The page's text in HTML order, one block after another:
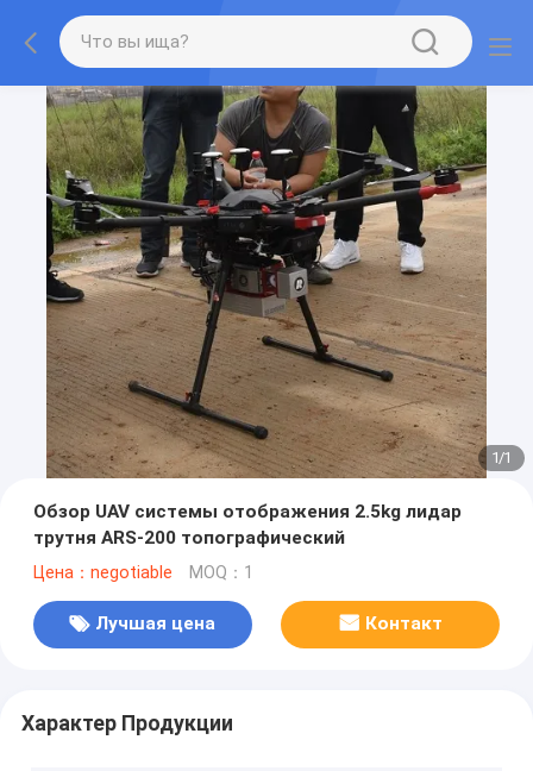
1/1
Обзор UAV системы отображения 2.5kg лидар
трутня ARS-200 топографический
Цена：negotiable MOQ：1
Лучшая цена Контакт
Характер Продукции